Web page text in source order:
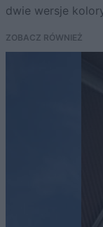
dwie wersje
ZOBACZ RÓWNIEŻ